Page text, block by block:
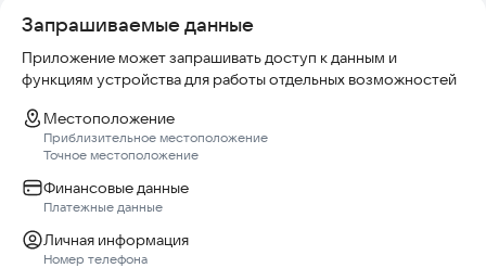
Запрашиваемые данные
Приложение может запрашивать доступ к данным и
функциям устройства для работы отдельных возможностей
Местоположение
Приблизительное местоположение
Точное местоположение
Финансовые данные
Платежные данные
Личная информация
Номер телефона